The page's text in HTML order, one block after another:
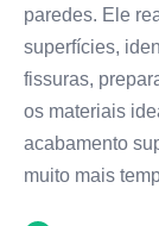
paredes. Ele
superfícies,
fissuras,
os materiais
acabamento
muito mais